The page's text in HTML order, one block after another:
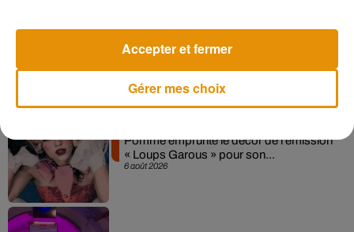
collaboration tant attendue
6 août 2026
Pomme emprunte le décor de l’émission
« Loups Garous » pour son...
Gérer mes choix
Accepter et fermer